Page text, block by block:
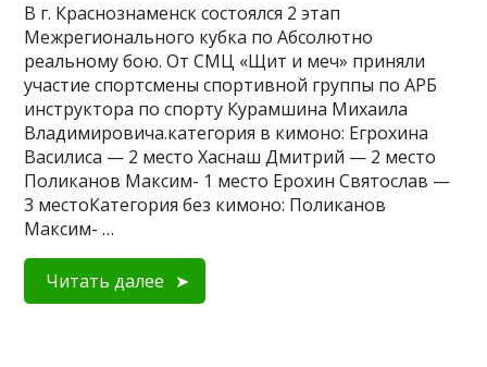
В г. Краснознаменск состоялся 2 этап
Межрегионального кубка по Абсолютно
реальному бою. От СМЦ «Щит и меч» приняли
участие спортсмены спортивной группы по АРБ
инструктора по спорту Курамшина Михаила
Владимировича.категория в кимоно: Егрохина
Василиса — 2 место Хаснаш Дмитрий — 2 место
Поликанов Максим- 1 место Ерохин Святослав —
3 местоКатегория без кимоно: Поликанов
Максим- …
Читать далее